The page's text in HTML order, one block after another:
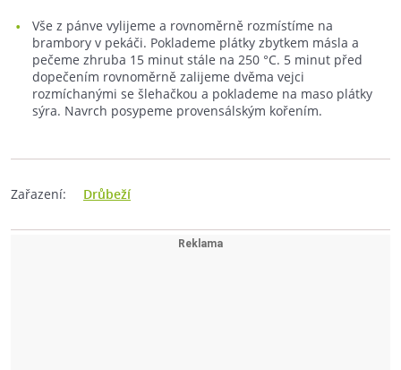
Vše z pánve vylijeme a rovnoměrně rozmístíme na
brambory v pekáči. Poklademe plátky zbytkem másla a
pečeme zhruba 15 minut stále na 250 °C. 5 minut před
dopečením rovnoměrně zalijeme dvěma vejci
rozmíchanými se šlehačkou a poklademe na maso plátky
sýra. Navrch posypeme provensálským kořením.
Zařazení: Drůbeží